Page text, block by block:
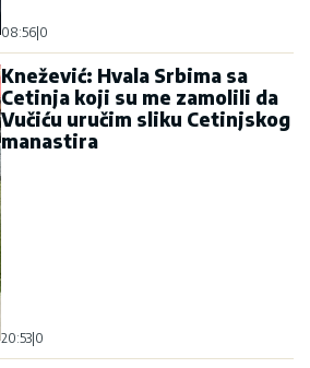
08:56 0
Knežević: Hvala Srbima sa
Cetinja koji su me zamolili da
Vučiću uručim sliku Cetinjskog
manastira
20:53 0